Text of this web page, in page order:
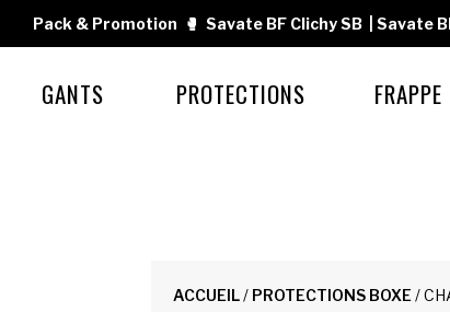
Pack & Promotion 🥊 Savate BF Clichy SB Savate
GANTS PROTECTIONS FRAPPE
ACCUEIL/ PROTECTIONS BOXE /